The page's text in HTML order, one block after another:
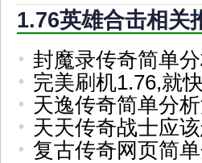
1.76英雄合击相关
封魔录传奇简单
完美刷机1.76,就
天逸传奇简单分
天天传奇战士应
复古传奇网页简